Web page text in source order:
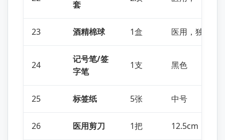
套
23 酒精棉球 1盒 医用，独立包
24
记号笔/签
字笔
1支 黑色
25 标签纸 5张 中号
26 医用剪刀 1把 12.5cm，直尖